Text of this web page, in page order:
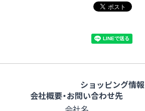
ショッピング情報
会社概要・お問い合わせ先